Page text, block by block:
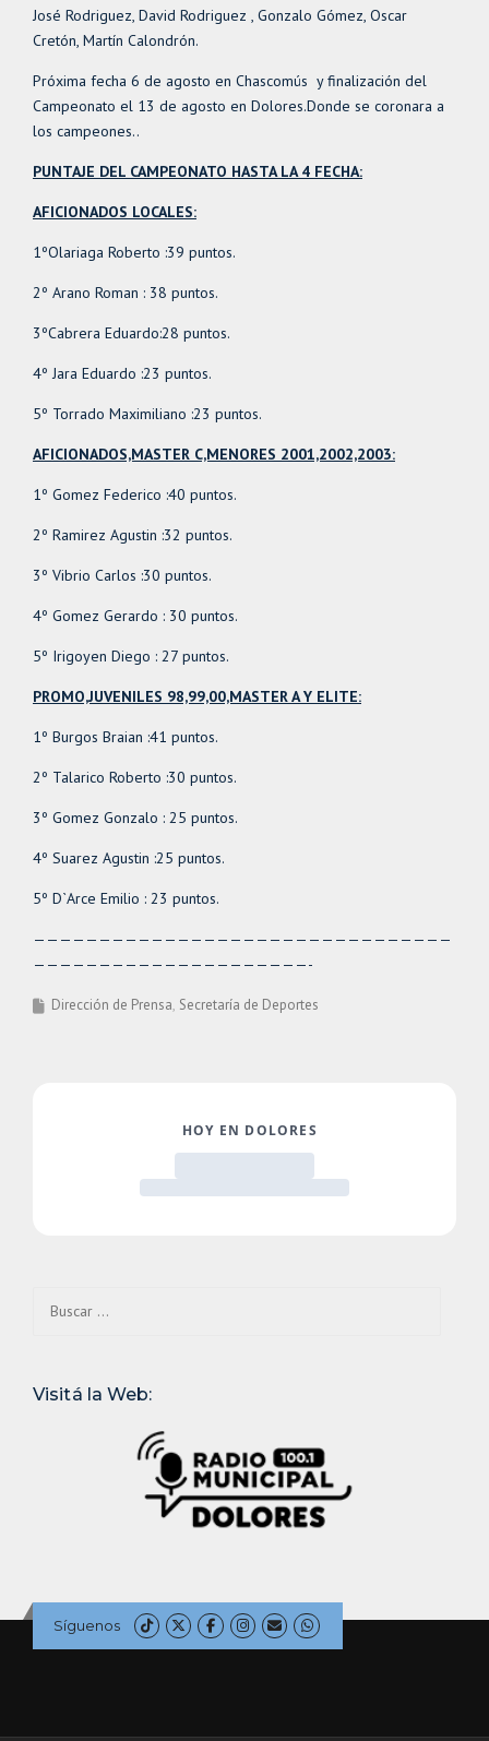
José Rodriguez, David Rodriguez , Gonzalo Gómez, Oscar
Cretón, Martín Calondrón.
Próxima fecha 6 de agosto en Chascomús y finalización del
Campeonato el 13 de agosto en Dolores.Donde se coronara a
los campeones..
PUNTAJE DEL CAMPEONATO HASTA LA 4 FECHA:
AFICIONADOS LOCALES:
1ºOlariaga Roberto :39 puntos.
2º Arano Roman : 38 puntos.
3ºCabrera Eduardo:28 puntos.
4º Jara Eduardo :23 puntos.
5º Torrado Maximiliano :23 puntos.
AFICIONADOS,MASTER C,MENORES 2001,2002,2003:
1º Gomez Federico :40 puntos.
2º Ramirez Agustin :32 puntos.
3º Vibrio Carlos :30 puntos.
4º Gomez Gerardo : 30 puntos.
5º Irigoyen Diego : 27 puntos.
PROMO,JUVENILES 98,99,00,MASTER A Y ELITE:
1º Burgos Braian :41 puntos.
2º Talarico Roberto :30 puntos.
3º Gomez Gonzalo : 25 puntos.
4º Suarez Agustin :25 puntos.
5º D`Arce Emilio : 23 puntos.
————————————————————————————————
—————————————————————-
Dirección de Prensa Secretaría de Deportes
Visitá la Web:
Síguenos